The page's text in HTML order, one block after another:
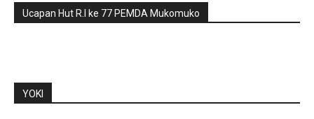
Ucapan Hut R.I ke 77 PEMDA Mukomuko
YOKI